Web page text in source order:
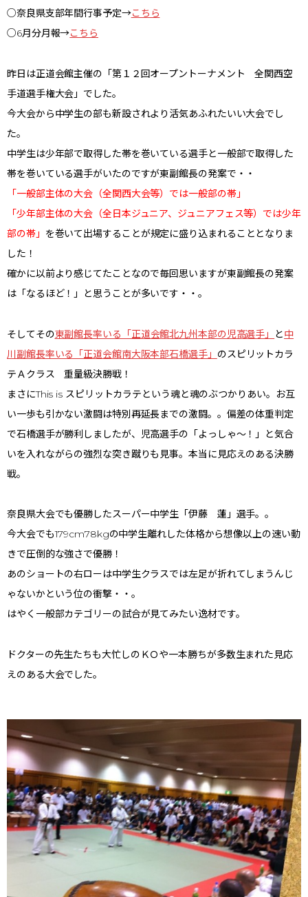
○奈良県支部年間行事予定→こちら
○6月分月報→こちら
昨日は正道会館主催の「第１２回オープントーナメント 全関西空
手道選手権大会」でした。
今大会から中学生の部も新設されより活気あふれたいい大会でし
た。
中学生は少年部で取得した帯を巻いている選手と一般部で取得した
帯を巻いている選手がいたのですが東副館長の発案で・・
「一般部主体の大会（全関西大会等）では一般部の帯」
「少年部主体の大会（全日本ジュニア、ジュニアフェス等）では少年
部の帯」 を巻いて出場することが規定に盛り込まれることとなりま
した！
確かに以前より感じてたことなので毎回思いますが東副館長の発案
は「なるほど！」と思うことが多いです・・。
そしてその東副館長率いる「正道会館北九州本部の児高選手」 と中
川副館長率いる「正道会館南大阪本部石橋選手」 のスピリットカラ
テＡクラス 重量級決勝戦！
まさにThis is スピリットカラテという魂と魂のぶつかりあい。お互
い一歩も引かない激闘は特別再延長までの激闘。。偏差の体重判定
で石橋選手が勝利しましたが、児高選手の「よっしゃ～！」と気合
いを入れながらの強烈な突き蹴りも見事。本当に見応えのある決勝
戦。
奈良県大会でも優勝したスーパー中学生「伊藤 蓮」選手。。
今大会でも179cm78kgの中学生離れした体格から想像以上の速い動
きで圧倒的な強さで優勝！
あのショートの右ローは中学生クラスでは左足が折れてしまうんじ
ゃないかという位の衝撃・・。
はやく一般部カテゴリーの試合が見てみたい逸材です。
ドクターの先生たちも大忙しのＫＯや一本勝ちが多数生まれた見応
えのある大会でした。